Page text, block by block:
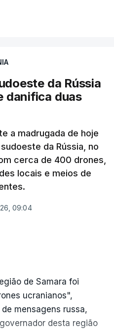
os ataques russos
uma criança de 4
na aldeia de
de resgate, sem
quatro
enquanto os
incêndios em dois
intensificam-se de
de frente quase
17 pessoas tinham
russos sobre
da Rússia
danifica duas
a madrugada de hoje
da Rússia, no
cerca de 400 drones,
locais e meios de
09:04
de Samara foi
ucranianos",
mensagens russa,
desta região